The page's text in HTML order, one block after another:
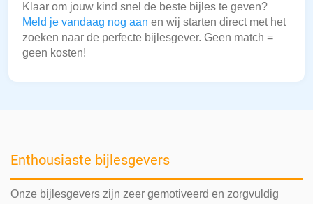
Klaar om jouw kind snel de beste bijles te geven?
Meld je vandaag nog aan en wij starten direct met het
zoeken naar de perfecte bijlesgever. Geen match =
geen kosten!
Enthousiaste bijlesgevers
Onze bijlesgevers zijn zeer gemotiveerd en zorgvuldig